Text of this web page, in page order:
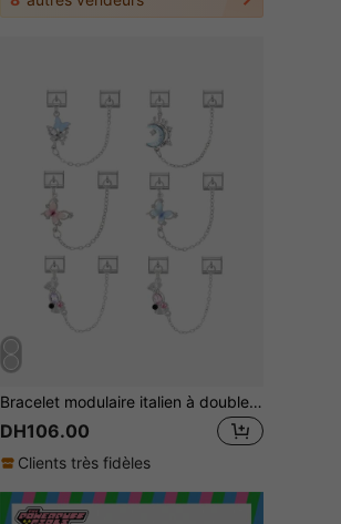
Bracelet modulaire italien à double pendentif (1 pièce), orné de papillons, de lunes et de bonbons. Idéal comme cadeau pour les fêtes (amis/couples), pour Noël, le Nouvel An, Halloween, la Saint-Valentin. Design charmant, bijou en acier inoxydable, fabrication locale, pratique et à la mode. Un indispensable pour Noël et Halloween.
DH106.00
Clients très fidèles